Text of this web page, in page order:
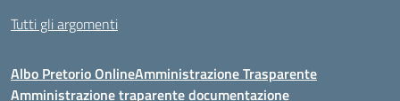
Tutti gli argomenti
Albo Pretorio OnlineAmministrazione Trasparente
Amministrazione traparente documentazione